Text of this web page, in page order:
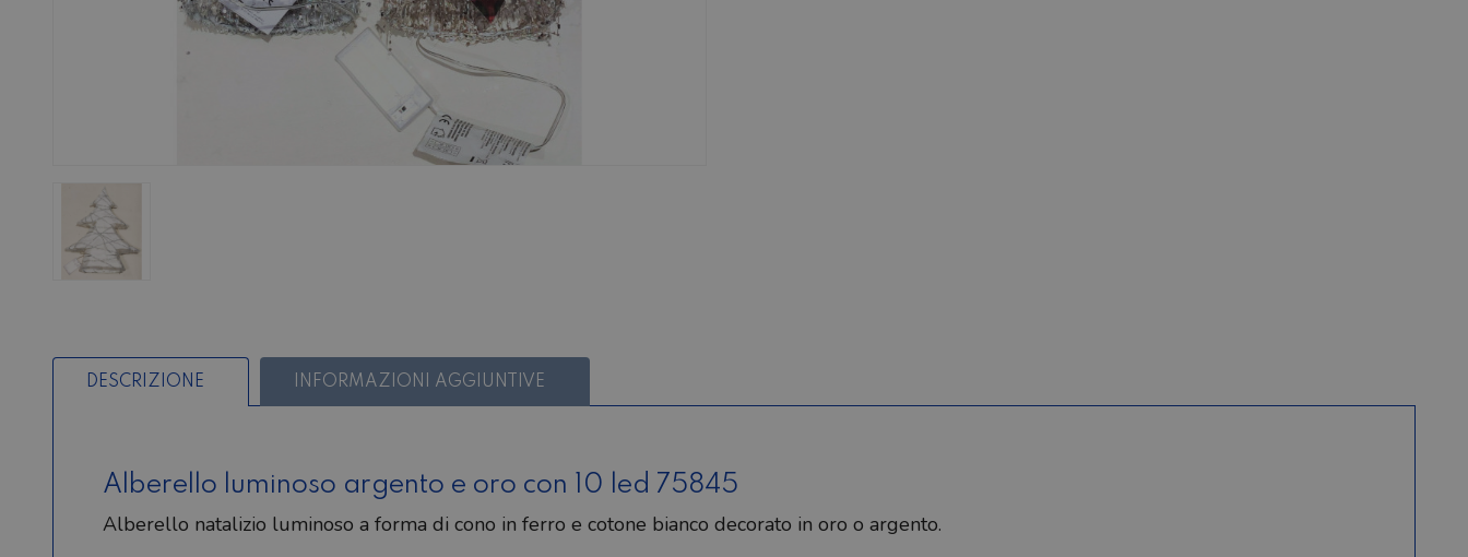
DESCRIZIONE INFORMAZIONI AGGIUNTIVE
Alberello luminoso argento e oro con 10 led 75845
Alberello natalizio luminoso a forma di cono in ferro e cotone bianco decorato in oro o argento.